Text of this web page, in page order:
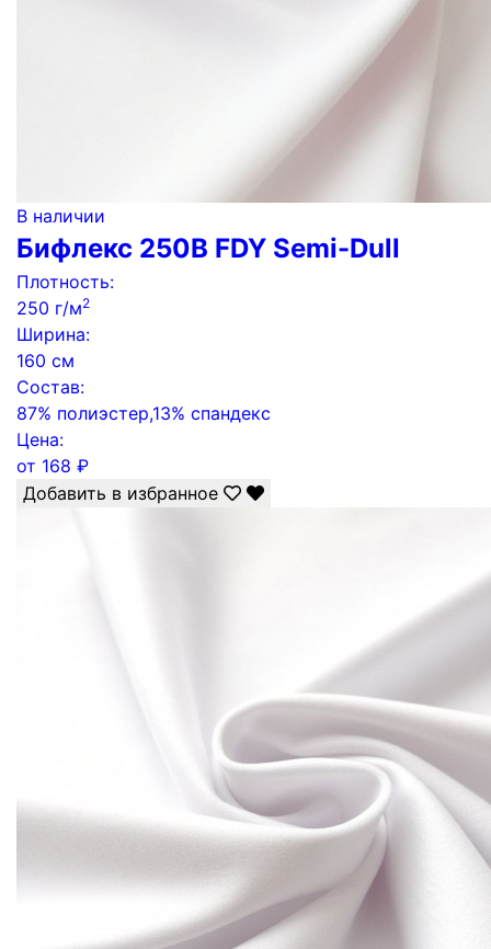
В наличии
Бифлекс 250B FDY Semi-Dull
Плотность:
250 г/м2
Ширина:
160 см
Состав:
87% полиэстер,13% спандекс
Цена:
от 168 ₽
Добавить в избранное